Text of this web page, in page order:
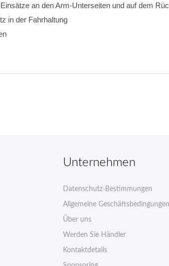
an den Arm-Unterseiten und auf dem
in der Fahrhaltung
Unternehmen
Datenschutz-Bestimmungen
Allgemeine Geschäftsbedingungen
Über uns
Werden Sie Händler
Kontaktdetails